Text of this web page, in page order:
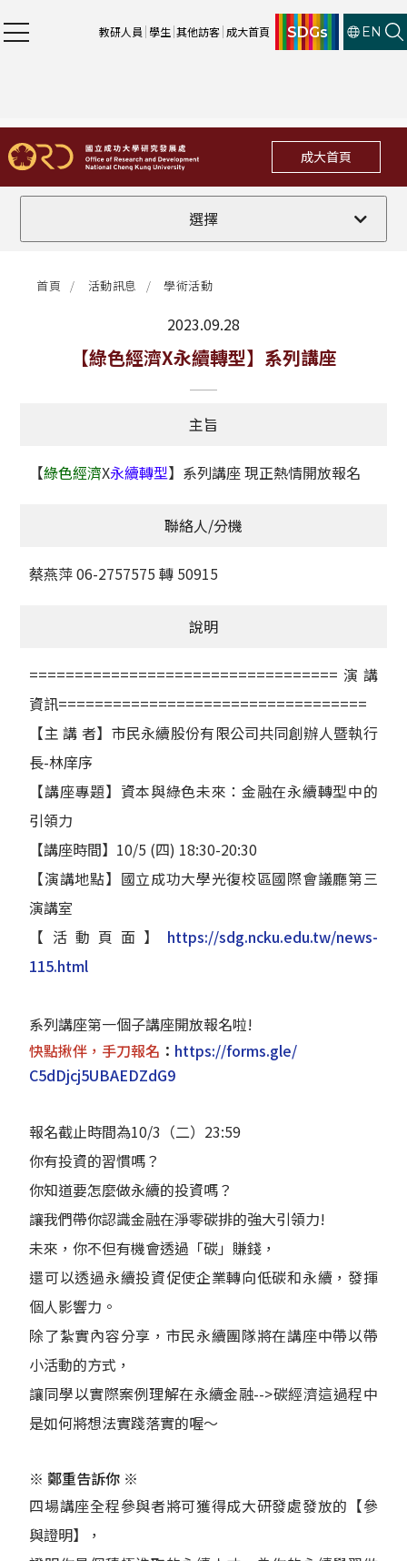
教研人員 學生 其他訪客 成大首頁 SDGs EN
成大首頁
選擇
全部
法規修訂
補助獎項
獲獎名單
活動訊息
學術榮譽
其他
首頁 活動訊息 學術活動
2023.09.28
最新消息
【綠色經濟X永續轉型】系列講座
主旨
【綠色經濟X永續轉型】系列講座 現正熱情開放報名
聯絡人/分機
蔡燕萍 06-2757575 轉 50915
說明
==================================演講
資訊==================================
【主 講 者】市民永續股份有限公司共同創辦人暨執行
長-林庠序
【講座專題】資本與綠色未來：金融在永續轉型中的
引領力
【講座時間】10/5 (四) 18:30-20:30
【演講地點】國立成功大學光復校區國際會議廳第三
演講室
【活動頁面】 https://sdg.ncku.edu.tw/news-
115.html
系列講座第一個子講座開放報名啦!
快點揪伴，手刀報名 ： https://forms.gle/
C5dDjcj5UBAEDZdG9
報名截止時間為10/3（二）23:59
你有投資的習慣嗎？
你知道要怎麼做永續的投資嗎？
讓我們帶你認識金融在淨零碳排的強大引領力!
未來，你不但有機會透過「碳」賺錢，
還可以透過永續投資促使企業轉向低碳和永續，發揮
個人影響力。
除了紮實內容分享，市民永續團隊將在講座中帶以帶
小活動的方式，
讓同學以實際案例理解在永續金融-->碳經濟這過程中
是如何將想法實踐落實的喔～
※ 鄭重告訴你 ※
四場講座全程參與者將可獲得成大研發處發放的【參
與證明】，